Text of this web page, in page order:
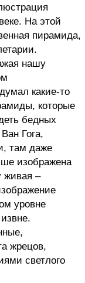
На этой
пирамида,
нашу
какие-то
которые
бедных
Гога,
там даже
изображена
живая –
уровне
жрецов,
светлого